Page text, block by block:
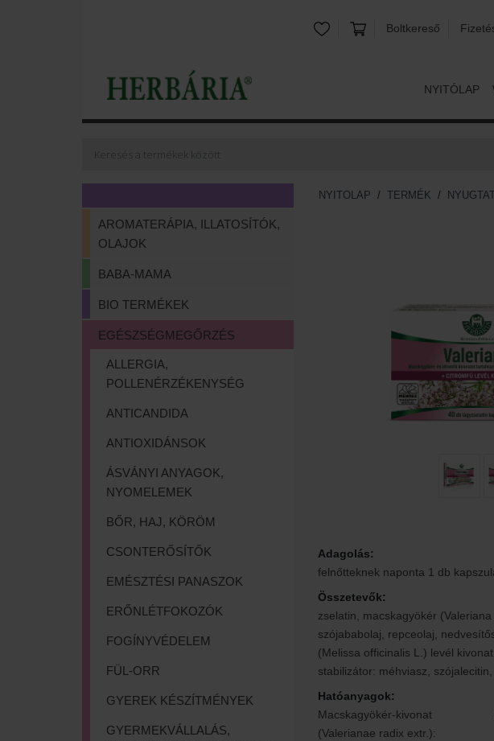
Boltkereső
NYITÓLAP
AROMATERÁPIA, ILLATOSÍTÓK,
OLAJOK
BABA-MAMA
BIO TERMÉKEK
EGÉSZSÉGMEGŐRZÉS
ALLERGIA,
POLLENÉRZÉKENYSÉG
ANTICANDIDA
ANTIOXIDÁNSOK
ÁSVÁNYI ANYAGOK,
NYOMELEMEK
BŐR, HAJ, KÖRÖM
CSONTERŐSÍTŐK
EMÉSZTÉSI PANASZOK
ERŐNLÉTFOKOZÓK
FOGÍNYVÉDELEM
FÜL-ORR
GYEREK KÉSZÍTMÉNYEK
GYERMEKVÁLLALÁS,
NYITOLAP / TERMÉK /
Adagolás:
felnőtteknek naponta 1 db
Összetevők:
zselatin, macskagyökér
szójababolaj, repceolaj,
(Melissa officinalis L.) levél
stabilizátor: méhviasz,
Hatóanyagok:
Macskagyökér-kivonat
(Valerianae radix extr.):